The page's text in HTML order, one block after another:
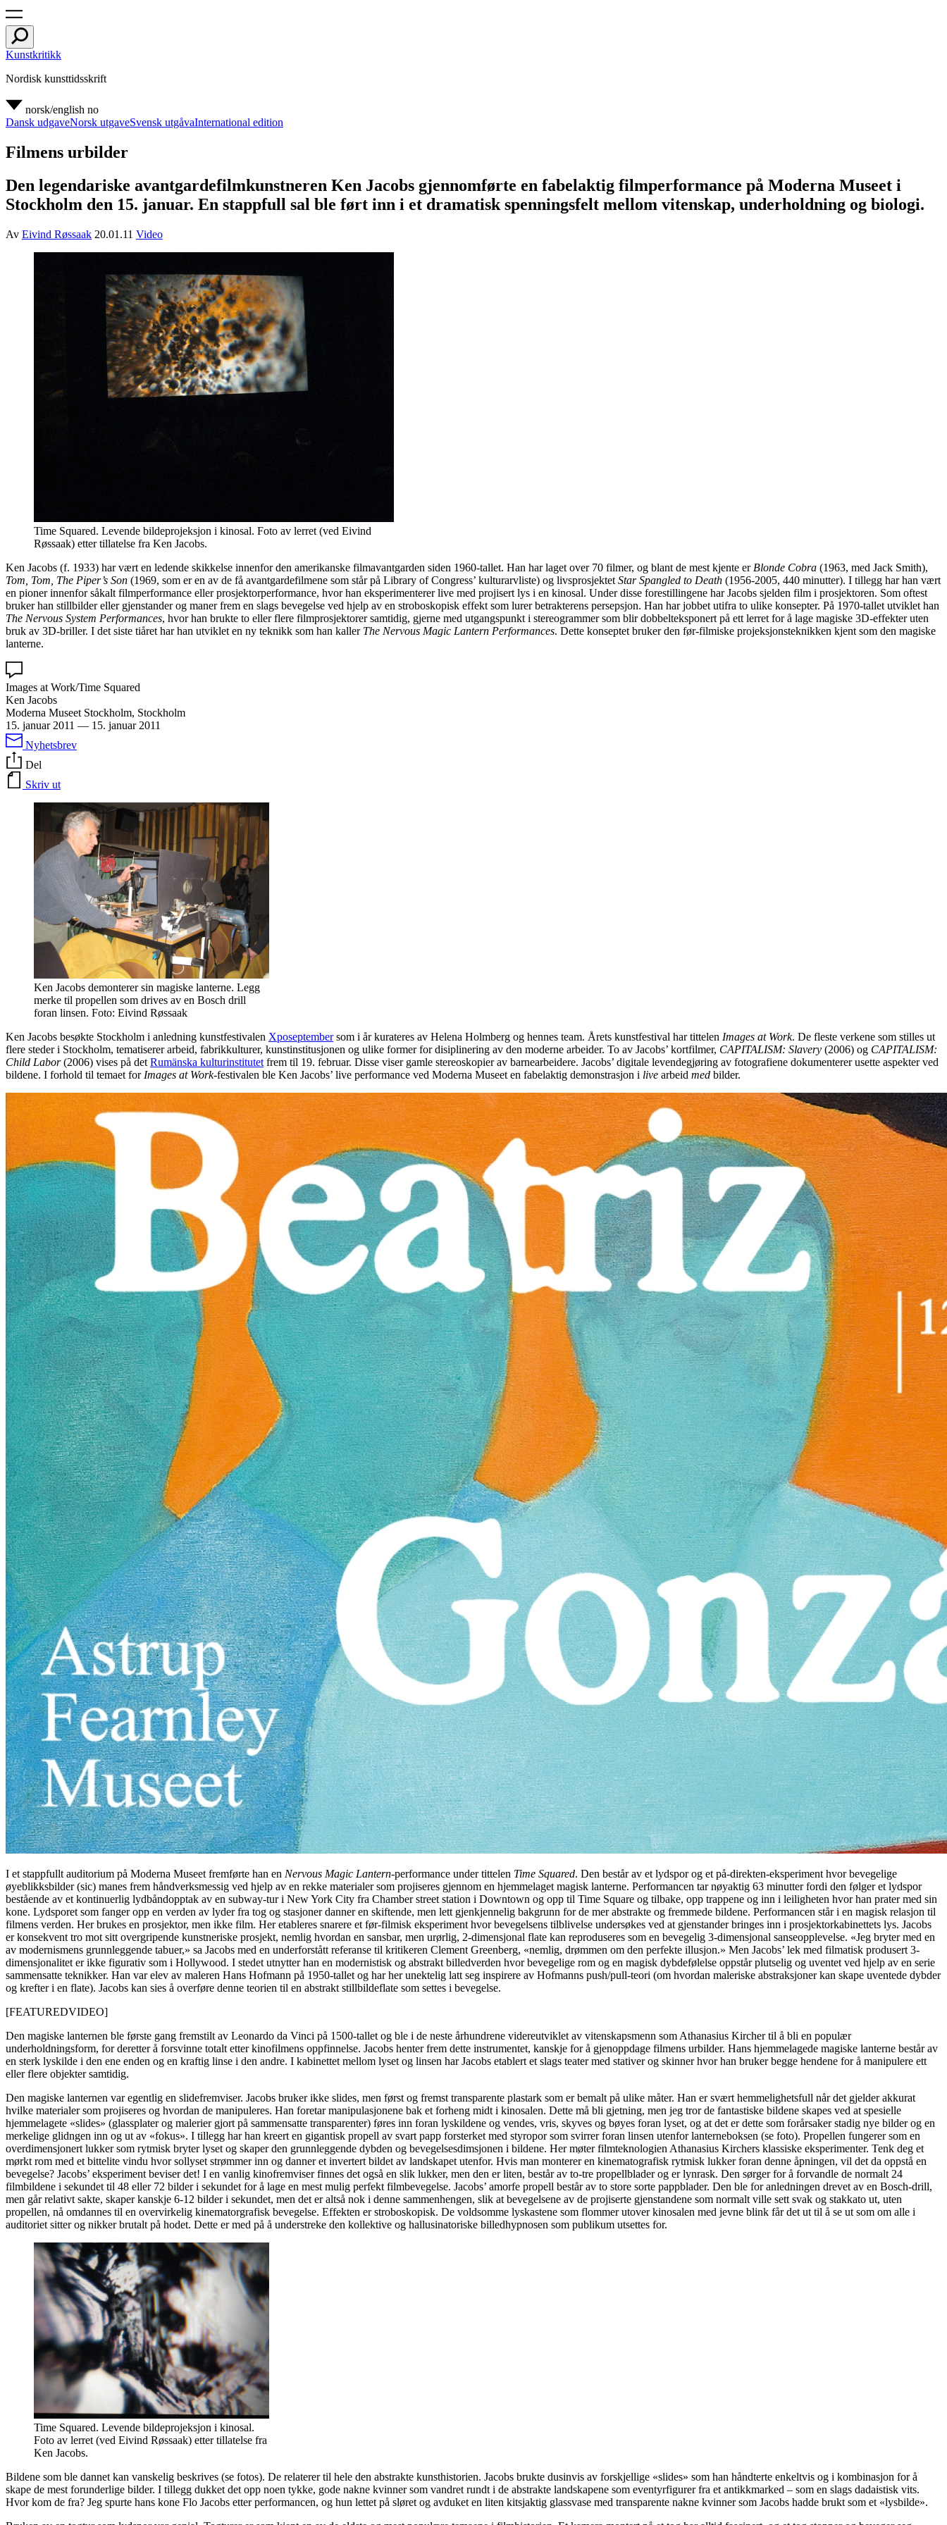
Kunstkritikk
Nordisk kunsttidsskrift
norsk/english no
Dansk udgaveNorsk utgaveSvensk utgåvaInternational edition
Filmens urbilder
Den legendariske avantgardefilmkunstneren Ken Jacobs gjennomførte en fabelaktig filmperformance på Moderna Museet i
Stockholm den 15. januar. En stappfull sal ble ført inn i et dramatisk spenningsfelt mellom vitenskap, underholdning og biologi.
Av Eivind Røssaak 20.01.11 Video
Time Squared. Levende bildeprojeksjon i kinosal. Foto av lerret (ved Eivind
Røssaak) etter tillatelse fra Ken Jacobs.
Ken Jacobs (f. 1933) har vært en ledende skikkelse innenfor den amerikanske filmavantgarden siden 1960-tallet. Han har laget over 70 filmer, og blant de mest kjente er Blonde Cobra (1963, med Jack Smith),
Tom, Tom, The Piper’s Son (1969, som er en av de få avantgardefilmene som står på Library of Congress’ kulturarvliste) og livsprosjektet Star Spangled to Death (1956-2005, 440 minutter). I tillegg har han vært
en pioner innenfor såkalt filmperformance eller prosjektorperformance, hvor han eksperimenterer live med projisert lys i en kinosal. Under disse forestillingene har Jacobs sjelden film i prosjektoren. Som oftest
bruker han stillbilder eller gjenstander og maner frem en slags bevegelse ved hjelp av en stroboskopisk effekt som lurer betrakterens persepsjon. Han har jobbet utifra to ulike konsepter. På 1970-tallet utviklet han
The Nervous System Performances, hvor han brukte to eller flere filmprosjektorer samtidig, gjerne med utgangspunkt i stereogrammer som blir dobbelteksponert på ett lerret for å lage magiske 3D-effekter uten
bruk av 3D-briller. I det siste tiåret har han utviklet en ny teknikk som han kaller The Nervous Magic Lantern Performances. Dette konseptet bruker den før-filmiske projeksjonsteknikken kjent som den magiske
lanterne.
Images at Work/Time Squared
Ken Jacobs
Moderna Museet Stockholm, Stockholm
15. januar 2011 — 15. januar 2011
Nyhetsbrev
Del
Skriv ut
Ken Jacobs demonterer sin magiske lanterne. Legg
merke til propellen som drives av en Bosch drill
foran linsen. Foto: Eivind Røssaak
Ken Jacobs besøkte Stockholm i anledning kunstfestivalen Xposeptembersom i år kurateres av Helena Holmberg og hennes team. Årets kunstfestival har tittelen Images at Work. De fleste verkene som stilles ut
flere steder i Stockholm, tematiserer arbeid, fabrikkulturer, kunstinstitusjonen og ulike former for disiplinering av den moderne arbeider. To av Jacobs’ kortfilmer, CAPITALISM: Slavery (2006) og CAPITALISM:
Child Labor(2006) vises på det Rumänska kulturinstitutet frem til 19. februar. Disse viser gamle stereoskopier av barnearbeidere. Jacobs’ digitale levendegjøring av fotografiene dokumenterer usette aspekter ved
bildene. I forhold til temaet for Images at Work-festivalen ble Ken Jacobs’ live performance ved Moderna Museet en fabelaktig demonstrasjon i live arbeid med bilder.
I et stappfullt auditorium på Moderna Museet fremførte han en Nervous Magic Lantern-performance under tittelen Time Squared. Den består av et lydspor og et på-direkten-eksperiment hvor bevegelige
øyeblikksbilder (sic) manes frem håndverksmessig ved hjelp av en rekke materialer som projiseres gjennom en hjemmelaget magisk lanterne. Performancen tar nøyaktig 63 minutter fordi den følger et lydspor
bestående av et kontinuerlig lydbåndopptak av en subway-tur i New York City fra Chamber street station i Downtown og opp til Time Square og tilbake, opp trappene og inn i leiligheten hvor han prater med sin
kone. Lydsporet som fanger opp en verden av lyder fra tog og stasjoner danner en skiftende, men lett gjenkjennelig bakgrunn for de mer abstrakte og fremmede bildene. Performancen står i en magisk relasjon til
filmens verden. Her brukes en prosjektor, men ikke film. Her etableres snarere et før-filmisk eksperiment hvor bevegelsens tilblivelse undersøkes ved at gjenstander bringes inn i prosjektorkabinettets lys. Jacobs
er konsekvent tro mot sitt overgripende kunstneriske prosjekt, nemlig hvordan en sansbar, men urørlig, 2-dimensjonal flate kan reproduseres som en bevegelig 3-dimensjonal sanseopplevelse. «Jeg bryter med en
av modernismens grunnleggende tabuer,» sa Jacobs med en underforstått referanse til kritikeren Clement Greenberg, «nemlig, drømmen om den perfekte illusjon.» Men Jacobs’ lek med filmatisk produsert 3-
dimensjonalitet er ikke figurativ som i Hollywood. I stedet utnytter han en modernistisk og abstrakt billedverden hvor bevegelige rom og en magisk dybdefølelse oppstår plutselig og uventet ved hjelp av en serie
sammensatte teknikker. Han var elev av maleren Hans Hofmann på 1950-tallet og har her unektelig latt seg inspirere av Hofmanns push/pull-teori (om hvordan maleriske abstraksjoner kan skape uventede dybder
og krefter i en flate). Jacobs kan sies å overføre denne teorien til en abstrakt stillbildeflate som settes i bevegelse.
[FEATUREDVIDEO]
Den magiske lanternen ble første gang fremstilt av Leonardo da Vinci på 1500-tallet og ble i de neste århundrene videreutviklet av vitenskapsmenn som Athanasius Kircher til å bli en populær
underholdningsform, for deretter å forsvinne totalt etter kinofilmens oppfinnelse. Jacobs henter frem dette instrumentet, kanskje for å gjenoppdage filmens urbilder. Hans hjemmelagede magiske lanterne består av
en sterk lyskilde i den ene enden og en kraftig linse i den andre. I kabinettet mellom lyset og linsen har Jacobs etablert et slags teater med stativer og skinner hvor han bruker begge hendene for å manipulere ett
eller flere objekter samtidig.
Den magiske lanternen var egentlig en slidefremviser. Jacobs bruker ikke slides, men først og fremst transparente plastark som er bemalt på ulike måter. Han er svært hemmelighetsfull når det gjelder akkurat
hvilke materialer som projiseres og hvordan de manipuleres. Han foretar manipulasjonene bak et forheng midt i kinosalen. Dette må bli gjetning, men jeg tror de fantastiske bildene skapes ved at spesielle
hjemmelagete «slides» (glassplater og malerier gjort på sammensatte transparenter) føres inn foran lyskildene og vendes, vris, skyves og bøyes foran lyset, og at det er dette som forårsaker stadig nye bilder og en
merkelige glidngen inn og ut av «fokus». I tillegg har han kreert en gigantisk propell av svart papp forsterket med styropor som svirrer foran linsen utenfor lanterneboksen (se foto). Propellen fungerer som en
overdimensjonert lukker som rytmisk bryter lyset og skaper den grunnleggende dybden og bevegelsesdimsjonen i bildene. Her møter filmteknologien Athanasius Kirchers klassiske eksperimenter. Tenk deg et
mørkt rom med et bittelite vindu hvor sollyset strømmer inn og danner et invertert bildet av landskapet utenfor. Hvis man monterer en kinematografisk rytmisk lukker foran denne åpningen, vil det da oppstå en
bevegelse? Jacobs’ eksperiment beviser det! I en vanlig kinofremviser finnes det også en slik lukker, men den er liten, består av to-tre propellblader og er lynrask. Den sørger for å forvandle de normalt 24
filmbildene i sekundet til 48 eller 72 bilder i sekundet for å lage en mest mulig perfekt filmbevegelse. Jacobs’ amorfe propell består av to store sorte pappblader. Den ble for anledningen drevet av en Bosch-drill,
men går relativt sakte, skaper kanskje 6-12 bilder i sekundet, men det er altså nok i denne sammenhengen, slik at bevegelsene av de projiserte gjenstandene som normalt ville sett svak og stakkato ut, uten
propellen, nå omdannes til en overvirkelig kinematorgrafisk bevegelse. Effekten er stroboskopisk. De voldsomme lyskastene som flommer utover kinosalen med jevne blink får det ut til å se ut som om alle i
auditoriet sitter og nikker brutalt på hodet. Dette er med på å understreke den kollektive og hallusinatoriske billedhypnosen som publikum utsettes for.
Time Squared. Levende bildeprojeksjon i kinosal.
Foto av lerret (ved Eivind Røssaak) etter tillatelse fra
Ken Jacobs.
Bildene som ble dannet kan vanskelig beskrives (se fotos). De relaterer til hele den abstrakte kunsthistorien. Jacobs brukte dusinvis av forskjellige «slides» som han håndterte enkeltvis og i kombinasjon for å
skape de mest forunderlige bilder. I tillegg dukket det opp noen tykke, gode nakne kvinner som vandret rundt i de abstrakte landskapene som eventyrfigurer fra et antikkmarked – som en slags dadaistisk vits.
Hvor kom de fra? Jeg spurte hans kone Flo Jacobs etter performancen, og hun lettet på sløret og avduket en liten kitsjaktig glassvase med transparente nakne kvinner som Jacobs hadde brukt som et «lysbilde».